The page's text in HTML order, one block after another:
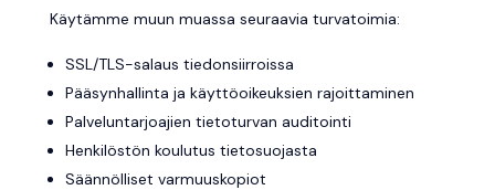
Käytämme muun muassa seuraavia turvatoimia:
SSL/TLS-salaus tiedonsiirroissa
Pääsynhallinta ja käyttöoikeuksien rajoittaminen
Palveluntarjoajien tietoturvan auditointi
Henkilöstön koulutus tietosuojasta
Säännölliset varmuuskopiot